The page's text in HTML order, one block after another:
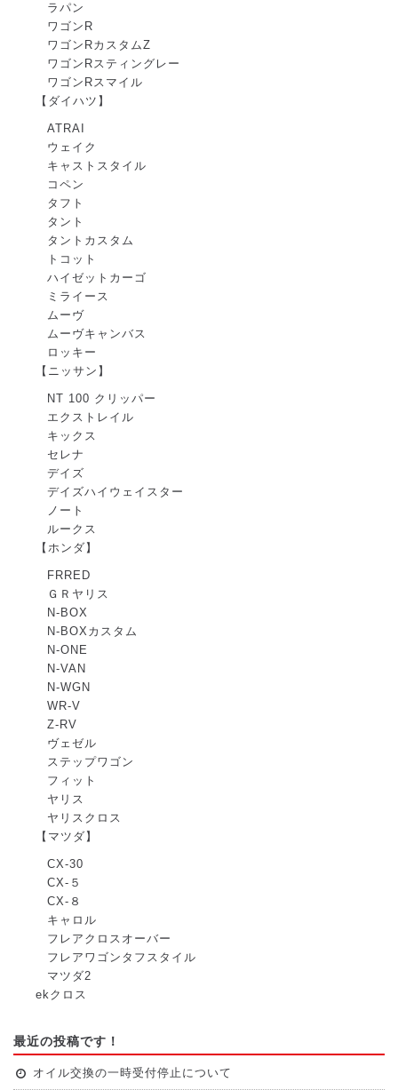
ラパン
ワゴンR
ワゴンRカスタムZ
ワゴンRスティングレー
ワゴンRスマイル
【ダイハツ】
ATRAI
ウェイク
キャストスタイル
コペン
タフト
タント
タントカスタム
トコット
ハイゼットカーゴ
ミライース
ムーヴ
ムーヴキャンバス
ロッキー
【ニッサン】
NT 100 クリッパー
エクストレイル
キックス
セレナ
デイズ
デイズハイウェイスター
ノート
ルークス
【ホンダ】
FRRED
ＧＲヤリス
N-BOX
N-BOXカスタム
N-ONE
N-VAN
N-WGN
WR-V
Z-RV
ヴェゼル
ステップワゴン
フィット
ヤリス
ヤリスクロス
【マツダ】
CX-30
CX-５
CX-８
キャロル
フレアクロスオーバー
フレアワゴンタフスタイル
マツダ2
ekクロス
最近の投稿です！
オイル交換の一時受付停止について